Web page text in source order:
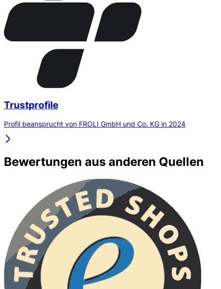
Trustprofile
Profil beansprucht von FROLI GmbH und Co. KG in 2024
Bewertungen aus anderen Quellen